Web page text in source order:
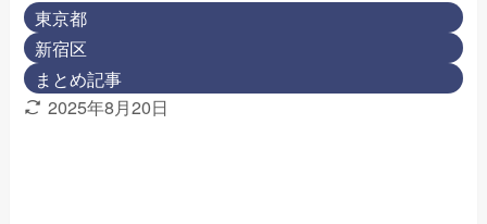
東京都
新宿区
まとめ記事
2025年8月20日